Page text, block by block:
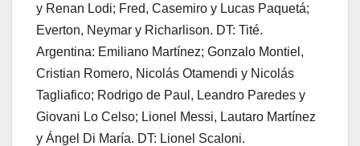
y Renan Lodi; Fred, Casemiro y Lucas Paquetá;
Everton, Neymar y Richarlison. DT: Tité.
Argentina: Emiliano Martínez; Gonzalo Montiel,
Cristian Romero, Nicolás Otamendi y Nicolás
Tagliafico; Rodrigo de Paul, Leandro Paredes y
Giovani Lo Celso; Lionel Messi, Lautaro Martínez
y Ángel Di María. DT: Lionel Scaloni.